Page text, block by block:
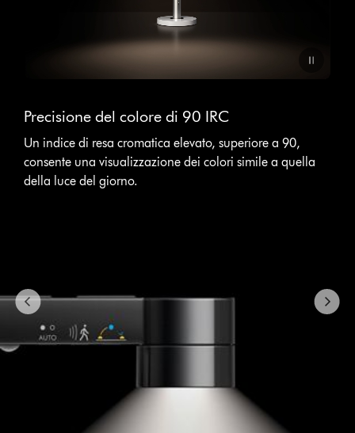
slides.
or
jump
a
slide
Precisione del colore di 90 IRC
Un indice di resa cromatica elevato, superiore a 90,
consente una visualizzazione dei colori simile a quella
della luce del giorno.